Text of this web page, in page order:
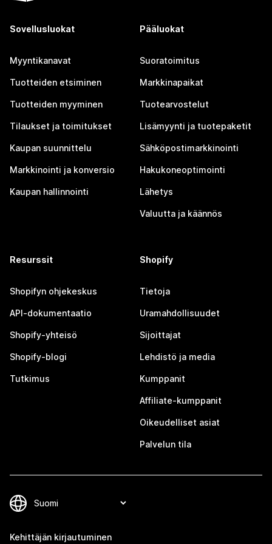
Sovellusluokat
Myyntikanavat
Tuotteiden etsiminen
Tuotteiden myyminen
Tilaukset ja toimitukset
Kaupan suunnittelu
Markkinointi ja konversio
Kaupan hallinnointi
Pääluokat
Suoratoimitus
Markkinapaikat
Tuotearvostelut
Lisämyynti ja tuotepaketit
Sähköpostimarkkinointi
Hakukoneoptimointi
Lähetys
Valuutta ja käännös
Resurssit
Shopifyn ohjekeskus
API-dokumentaatio
Shopify-yhteisö
Shopify-blogi
Tutkimus
Shopify
Tietoja
Uramahdollisuudet
Sijoittajat
Lehdistö ja media
Kumppanit
Affiliate-kumppanit
Oikeudelliset asiat
Palvelun tila
Kehittäjän kirjautuminen